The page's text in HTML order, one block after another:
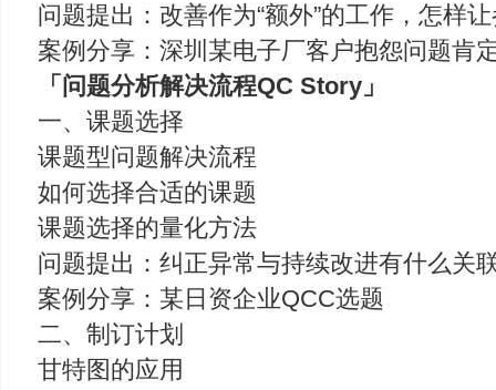
问题提出：改善作为“额外”的工作，怎样
案例分享：深圳某电子厂客户抱怨问题肯
「问题分析解决流程QC Story」
一、课题选择
课题型问题解决流程
如何选择合适的课题
课题选择的量化方法
问题提出：纠正异常与持续改进有什么关
案例分享：某日资企业QCC选题
二、制订计划
甘特图的应用